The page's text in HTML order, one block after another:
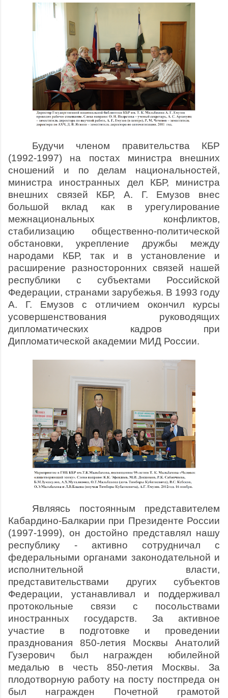
Будучи членом правительства КБР
(1992-1997) на постах министра внешних
сношений и по делам национальностей,
министра иностранных дел КБР, министра
внешних связей КБР, А. Г. Емузов внес
большой вклад как в урегулирование
межнациональных конфликтов,
стабилизацию общественно-политической
обстановки, укрепление дружбы между
народами КБР, так и в установление и
расширение разносторонних связей нашей
республики с субъектами Российской
Федера­ции, странами зарубежья. В 1993 году
А. Г. Емузов с отличием окончил курсы
усовершенствования руководящих
дипломатических кадров при
Дипломатической академии МИД России.
Являясь постоянным представителем
Кабардино-Балкарии при Президенте России
(1997-1999), он достойно представлял нашу
республику - активно сотрудничал с
федеральными органами законодательной и
исполнительной власти,
представительствами других субъектов
Федерации, устанавливал и поддерживал
протокольные связи с посольствами
иностранных государств. За активное
участие в подготовке и проведении
празднования 850-летия Москвы Анатолий
Гузерович был награжден юбилейной
медалью в честь 850-летия Москвы. За
плодотворную работу на посту постпреда он
был награжден Почетной грамотой